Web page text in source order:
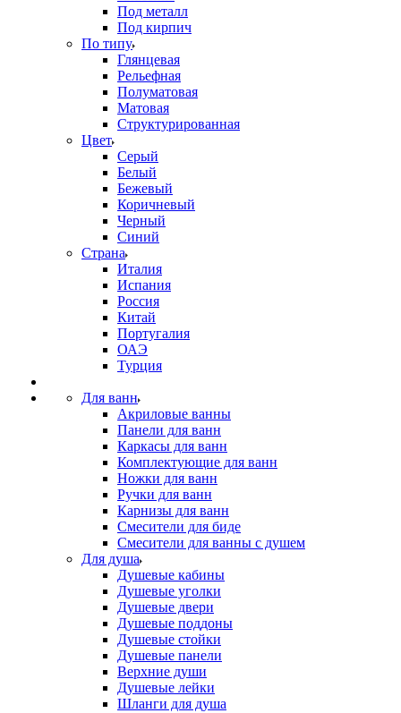
Под металл
Под кирпич
По типу
Глянцевая
Рельефная
Полуматовая
Матовая
Структурированная
Цвет
Серый
Белый
Бежевый
Коричневый
Черный
Синий
Страна
Италия
Испания
Россия
Китай
Португалия
ОАЭ
Турция
Для ванн
Акриловые ванны
Панели для ванн
Каркасы для ванн
Комплектующие для ванн
Ножки для ванн
Ручки для ванн
Карнизы для ванн
Смесители для биде
Смесители для ванны с душем
Для душа
Душевые кабины
Душевые уголки
Душевые двери
Душевые поддоны
Душевые стойки
Душевые панели
Верхние души
Душевые лейки
Шланги для душа